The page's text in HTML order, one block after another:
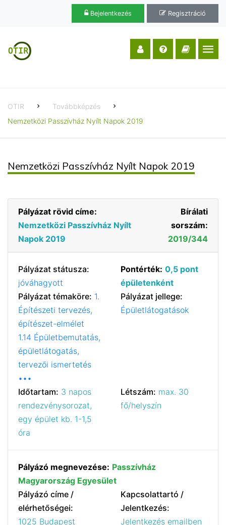
Bejelentkezés Regisztráció
OTIR
Továbbképzés
Nemzetközi Passzívház Nyílt Napok 2019
Nemzetközi Passzívház Nyílt Napok 2019
Pályázat rövid címe:
Nemzetközi Passzívház Nyílt
Napok 2019
Bírálati
sorszám:
2019/344
Pályázat státusza:
jóváhagyott
Pontérték: 0,5 pont
épületenként
Pályázat témaköre: 1.
Építészeti tervezés,
építészet-elmélet
1.14 Épületbemutatás,
épületlátogatás,
tervezői ismertetés
•••
Pályázat jellege:
Épületlátogatások
Időtartam: 3 napos
rendezvénysorozat,
egy épület kb. 1-1,5
óra
Létszám: max. 30
fő/helyszín
Pályázó megnevezése: Passzívház
Magyarország Egyesület
Pályázó címe /
elérhetőségei:
1025 Budapest
Kapcsolattartó /
Jelentkezés:
Jelentkezés emailben